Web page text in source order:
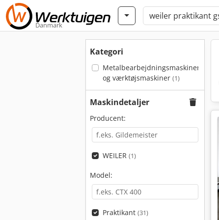
Danmark
Kategori
Metalbearbejdningsmaskiner
og værktøjsmaskiner (1)
Maskindetaljer
Producent:
WEILER (1)
Model:
Praktikant (31)